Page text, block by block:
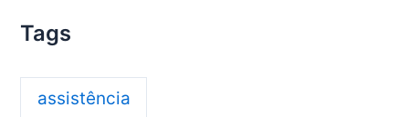
Tags
assistência